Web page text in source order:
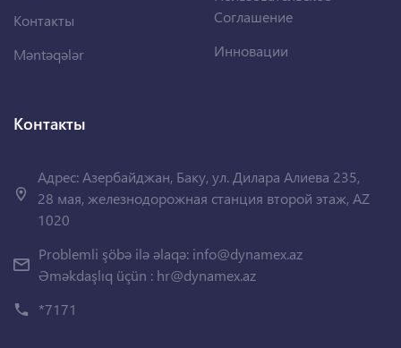
Контакты
Məntəqələr
Соглашение
Инновации
Контакты
Адрес: Азербайджан, Баку, ул. Дилара Алиева 235,
28 мая, железнодорожная станция второй этаж, AZ
1020
Problemli şöbə ilə əlaqə: info@dynamex.az
Əməkdaşlıq üçün : hr@dynamex.az
*7171